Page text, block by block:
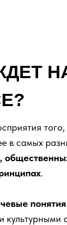
в самых
.